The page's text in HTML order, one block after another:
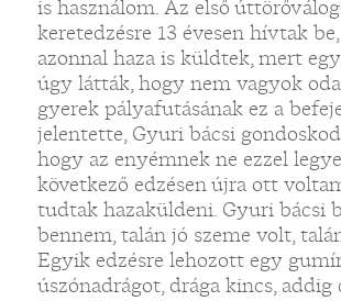
is használom. Az első
keretedzésre 13 évesen hívtak
azonnal haza is küldtek, mert
úgy látták, hogy nem vagyok
gyerek pályafutásának ez a
jelentette, Gyuri bácsi
hogy az enyémnek ne ezzel
következő edzésen újra ott
tudtak hazaküldeni. Gyuri bácsi
bennem, talán jó szeme volt,
Egyik edzésre lehozott egy
úszónadrágot, drága kincs, addig